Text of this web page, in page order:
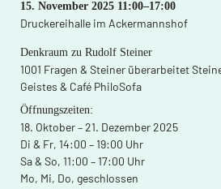
15. November 2025 11:00–17:00
Druckereihalle im Ackermannshof
Denkraum zu Rudolf Steiner
1001 Fragen & Steiner überarbeitet
Geistes & Café PhiloSofa
Öffnungszeiten:
18. Oktober – 21. Dezember 2025
Di & Fr, 14:00 – 19:00 Uhr
Sa & So, 11:00 – 17:00 Uhr
Mo, Mi, Do, geschlossen